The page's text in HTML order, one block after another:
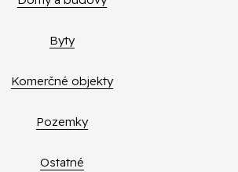
Byty
Komerčné objekty
Pozemky
Ostatné